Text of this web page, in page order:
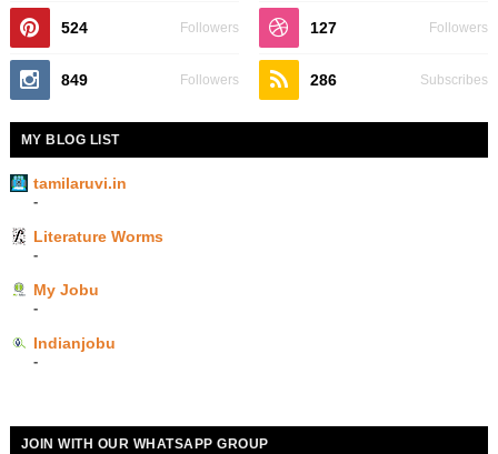
524 Followers 127 Followers
849 Followers 286 Subscribes
MY BLOG LIST
tamilaruvi.in
-
Literature Worms
-
My Jobu
-
Indianjobu
-
JOIN WITH OUR WHATSAPP GROUP